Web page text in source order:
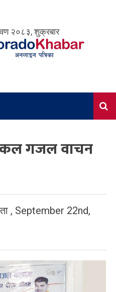
२०८३, शुक्रबार
गजल वाचन
, September 22nd,